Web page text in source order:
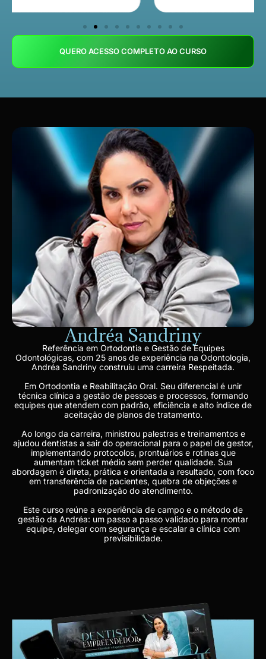
QUERO ACESSO COMPLETO AO CURSO
Andréa Sandriny
Referência em Ortodontia e Gestão de Equipes
Odontológicas, com 25 anos de experiência na Odontologia,
Andréa Sandriny construiu uma carreira Respeitada.
Em Ortodontia e Reabilitação Oral. Seu diferencial é unir
técnica clínica a gestão de pessoas e processos, formando
equipes que atendem com padrão, eficiência e alto índice de
aceitação de planos de tratamento.
Ao longo da carreira, ministrou palestras e treinamentos e
ajudou dentistas a sair do operacional para o papel de gestor,
implementando protocolos, prontuários e rotinas que
aumentam ticket médio sem perder qualidade. Sua
abordagem é direta, prática e orientada a resultado, com foco
em transferência de pacientes, quebra de objeções e
padronização do atendimento.
Este curso reúne a experiência de campo e o método de
gestão da Andréa: um passo a passo validado para montar
equipe, delegar com segurança e escalar a clínica com
previsibilidade.